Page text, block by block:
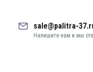
sale@palitra-
Напишите нам и мы